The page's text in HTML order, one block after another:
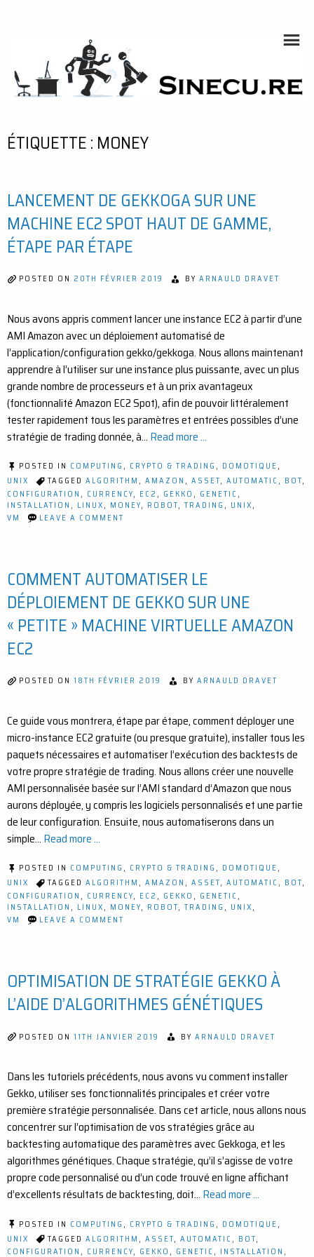
SINECU.RE
HANDCRAFTING
ÉTIQUETTE : MONEY
LANCEMENT DE GEKKOGA SUR UNE
MACHINE EC2 SPOT HAUT DE GAMME,
ÉTAPE PAR ÉTAPE
POSTED ON 20TH FÉVRIER 2019 BY ARNAULD DRAVET
Nous avons appris comment lancer une instance EC2 à partir d’une
AMI Amazon avec un déploiement automatisé de
l’application/configuration gekko/gekkoga. Nous allons maintenant
apprendre à l’utiliser sur une instance plus puissante, avec un plus
grande nombre de processeurs et à un prix avantageux
(fonctionnalité Amazon EC2 Spot), afin de pouvoir littéralement
tester rapidement tous les paramètres et entrées possibles d’une
stratégie de trading donnée, à… Read more ...
POSTED IN COMPUTING , CRYPTO & TRADING , DOMOTIQUE,
UNIX
TAGGED ALGORITHM , AMAZON , ASSET, AUTOMATIC, BOT,
CONFIGURATION , CURRENCY, EC2 , GEKKO , GENETIC,
INSTALLATION , LINUX, MONEY, ROBOT, TRADING , UNIX,
VM
LEAVE A COMMENT
UNE
MACHINE
EC2
SPOT
HAUT
DE
COMMENT AUTOMATISER LE
DÉPLOIEMENT DE GEKKO SUR UNE
« PETITE » MACHINE VIRTUELLE AMAZON
EC2
POSTED ON 18TH FÉVRIER 2019 BY ARNAULD DRAVET
Ce guide vous montrera, étape par étape, comment déployer une
micro-instance EC2 gratuite (ou presque gratuite), installer tous les
paquets nécessaires et automatiser l’exécution des backtests de
votre propre stratégie de trading. Nous allons créer une nouvelle
AMI personnalisée basée sur l’AMI standard d’Amazon que nous
aurons déployée, y compris les logiciels personnalisés et une partie
de leur configuration. Ensuite, nous automatiserons dans un
simple… Read more ...
POSTED IN COMPUTING, CRYPTO & TRADING, DOMOTIQUE,
UNIX
TAGGED ALGORITHM, AMAZON, ASSET, AUTOMATIC, BOT,
CONFIGURATION , CURRENCY, EC2 , GEKKO , GENETIC,
INSTALLATION , LINUX, MONEY, ROBOT, TRADING , UNIX,
VM
LEAVE A COMMENT
DE
GEKKO
SUR
UNE
VIRTUELLE
OPTIMISATION DE STRATÉGIE GEKKO À
L’AIDE D’ALGORITHMES GÉNÉTIQUES
POSTED ON 11TH JANVIER 2019 BY ARNAULD DRAVET
Dans les tutoriels précédents, nous avons vu comment installer
Gekko, utiliser ses fonctionnalités principales et créer votre
première stratégie personnalisée. Dans cet article, nous allons nous
concentrer sur l’optimisation de vos stratégies grâce au
backtesting automatique des paramètres avec Gekkoga, et les
algorithmes génétiques. Chaque stratégie, qu’il s’agisse de votre
propre code personnalisé ou d’un code trouvé en ligne affichant
d’excellents résultats de backtesting, doit… Read more ...
POSTED IN COMPUTING , CRYPTO & TRADING , DOMOTIQUE,
UNIX
TAGGED ALGORITHM , ASSET, AUTOMATIC, BOT,
CONFIGURATION , CURRENCY, GEKKO , GENETIC, INSTALLATION ,